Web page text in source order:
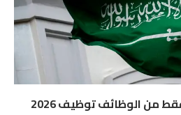
من الوظائف توظيف 2026